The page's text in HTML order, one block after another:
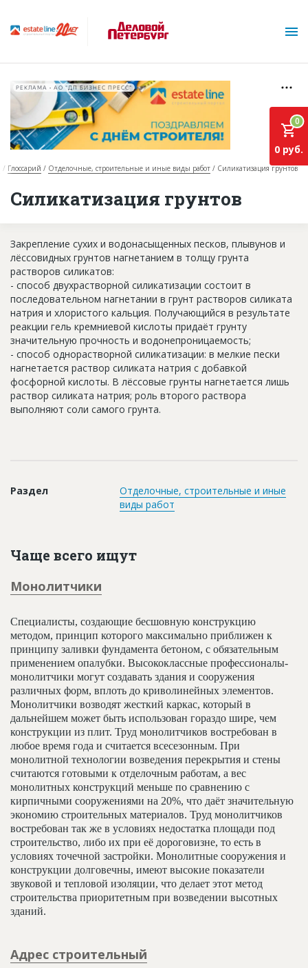
О проекте
База строящихся объектов
Инвестпроекты
Глоссарий
Новости
Платные услуги
Пресс-релизы
Правила работы
РЕКЛАМА • АО "ДП БИЗНЕС ПРЕСС"
Глоссарий Отделочные, строительные и иные виды работ Силикатизация грунтов
Силикатизация грунтов
0
0 руб.
Закрепление сухих и водонасыщенных песков, плывунов и
лёссовидных грунтов нагнетанием в толщу грунта
растворов силикатов:
- способ двухрастворной силикатизации состоит в
последовательном нагнетании в грунт растворов силиката
натрия и хлористого кальция. Получающийся в результате
реакции гель кремниевой кислоты придаёт грунту
значительную прочность и водонепроницаемость;
- способ однорастворной силикатизации: в мелкие пески
нагнетается раствор силиката натрия с добавкой
фосфорной кислоты. В лёссовые грунты нагнетается лишь
раствор силиката натрия; роль второго раствора
выполняют соли самого грунта.
Раздел
Отделочные, строительные и иные
виды работ
Чаще всего ищут
Монолитчики
Специалисты, создающие бесшовную конструкцию
методом, принцип которого максимально приближен к
принципу заливки фундамента бетоном, с обязательным
применением опалубки. Высококлассные профессионалы-
монолитчики могут создавать здания и сооружения
различных форм, вплоть до криволинейных элементов.
Монолитчики возводят жесткий каркас, который в
дальнейшем может быть использован гораздо шире, чем
конструкции из плит. Труд монолитчиков востребован в
любое время года и считается всесезонным. При
монолитной технологии возведения перекрытия и стены
считаются готовыми к отделочным работам, а вес
монолитных конструкций меньше по сравнению с
кирпичными сооружениями на 20%, что даёт значительную
экономию строительных материалов. Труд монолитчиков
востребован так же в условиях недостатка площади под
строительство, либо их при её дороговизне, то есть в
условиях точечной застройки. Монолитные сооружения и
конструкции долговечны, имеют высокие показатели
звуковой и тепловой изоляции, что делает этот метод
строительства приоритетным при возведении высотных
зданий.
Адрес строительный